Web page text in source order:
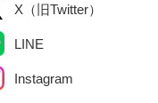
X（旧Twitter）
LINE
Instagram